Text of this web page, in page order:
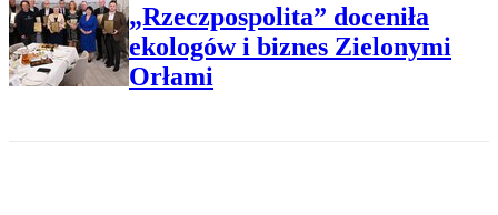
„Rzeczpospolita” doceniła
ekologów i biznes Zielonymi
Orłami